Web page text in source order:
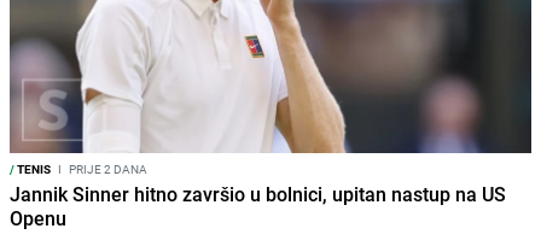
/TENIS I PRIJE 2 DANA
Jannik Sinner hitno završio u bolnici, upitan nastup na US
Openu